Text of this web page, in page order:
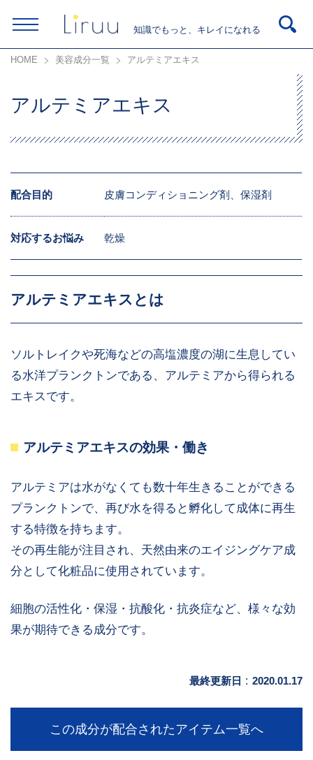
知識でもっと、キレイになれる
HOME 美容成分一覧 アルテミアエキス
アルテミアエキス
配合目的 皮膚コンディショニング剤、保湿剤
対応するお悩み 乾燥
アルテミアエキスとは
ソルトレイクや死海などの高塩濃度の湖に生息してい
る水洋プランクトンである、アルテミアから得られる
エキスです。
アルテミアエキスの効果・働き
アルテミアは水がなくても数十年生きることができる
プランクトンで、再び水を得ると孵化して成体に再生
する特徴を持ちます。
その再生能が注目され、天然由来のエイジングケア成
分として化粧品に使用されています。
細胞の活性化・保湿・抗酸化・抗炎症など、様々な効
果が期待できる成分です。
最終更新日 : 2020.01.17
この成分が配合されたアイテム一覧へ